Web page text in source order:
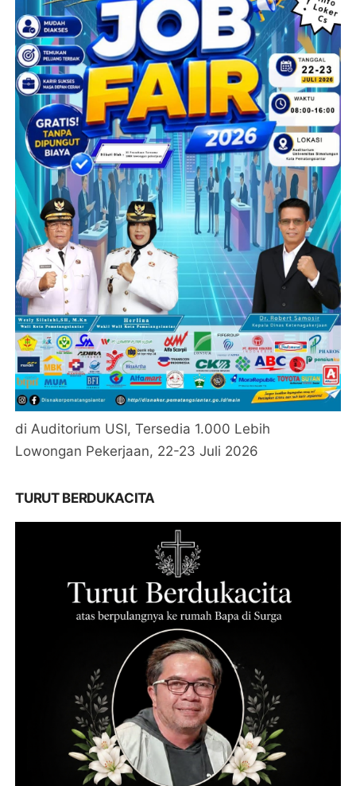
di Auditorium USI, Tersedia 1.000 Lebih
Lowongan Pekerjaan, 22-23 Juli 2026
TURUT BERDUKACITA